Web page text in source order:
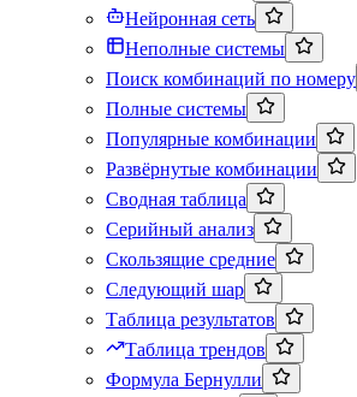
Нейронная сеть
Неполные системы
Поиск комбинаций по номеру
Полные системы
Популярные комбинации
Развёрнутые комбинации
Сводная таблица
Серийный анализ
Скользящие средние
Следующий шар
Таблица результатов
Таблица трендов
Формула Бернулли